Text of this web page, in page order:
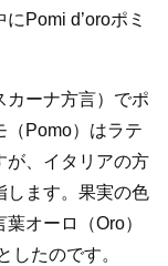
Pomi d’oroポミ
カーナ方言）でポ
（Pomo）はラテ
が、イタリアの方
します。果実の色
オーロ（Oro）
したのです。